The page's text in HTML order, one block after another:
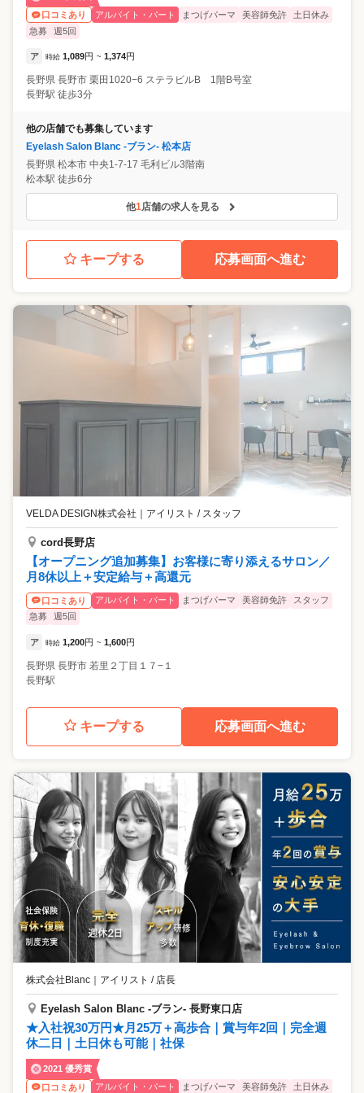
口コミあり
アルバイト・パート まつげパーマ 美容師免許
土日休み
急募
週5回
ア 時給 1,089円 ~ 1,374円
長野県 長野市 栗田1020−6 ステラビルB 1階B号室
長野駅 徒歩3分
他の店舗でも募集しています
Eyelash Salon Blanc -ブラン- 松本店
長野県 松本市 中央1-7-17 毛利ビル3階南
松本駅 徒歩6分
他1店舗の求人を見る
キープする 応募画面へ進む
VELDA DESIGN株式会社 ｜ アイリスト / スタッフ
cord長野店
【オープニング追加募集】お客様に寄り添えるサロン／
月8休以上＋安定給与＋高還元
口コミあり アルバイト・パート まつげパーマ 美容師免許
スタッフ
急募
週5回
ア 時給 1,200円 ~ 1,600円
長野県 長野市 若里２丁目１７−１
長野駅
キープする 応募画面へ進む
株式会社Blanc ｜ アイリスト / 店長
Eyelash Salon Blanc -ブラン- 長野東口店
★入社祝30万円★月25万＋高歩合｜賞与年2回｜完全週
休二日｜土日休も可能｜社保
2021 優秀賞
口コミあり
アルバイト・パート まつげパーマ 美容師免許
土日休み